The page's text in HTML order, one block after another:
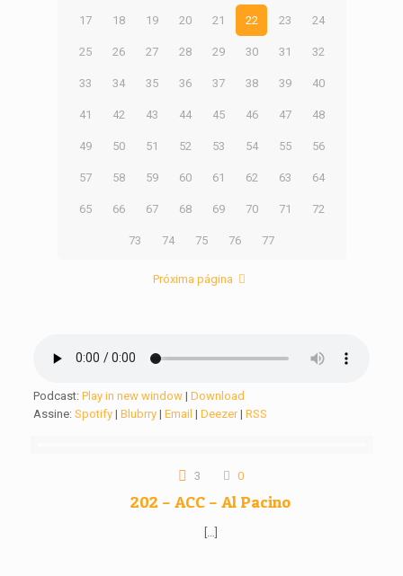
17 18 19 20 21 22 23 24
25 26 27 28 29 30 31 32
33 34 35 36 37 38 39 40
41 42 43 44 45 46 47 48
49 50 51 52 53 54 55 56
57 58 59 60 61 62 63 64
65 66 67 68 69 70 71 72
73 74 75 76 77
Próxima página
Podcast:Play in new window |Download
Assine:Spotify |Blubrry |Email |Deezer|RSS
3 0
202 – ACC – Al Pacino
[…]